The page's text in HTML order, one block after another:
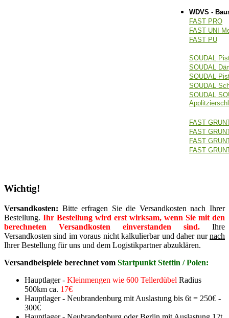
WDVS -
FAST PRO
FAST UNI
FAST PU
SOUDAL
SOUDAL
SOUDAL
SOUDAL
SOUDAL
FAST
FAST
FAST
FAST
Wichtig!
Versandkosten: Bitte erfragen Sie die Versandkosten nach Ihrer
Bestellung. Ihr Bestellung wird erst wirksam, wenn Sie mit den
berechneten Versandkosten einverstanden sind. Ihre
Versandkosten sind im voraus nicht kalkulierbar und daher nurnach
Ihrer Bestellung für uns und dem Logistikpartner abzuklären.
Versandbeispiele berechnet vom Startpunkt Stettin / Polen:
Hauptlager - Kleinmengen wie 600 Tellerdübel Radius
500km ca. 17€
Hauptlager - Neubrandenburg mit Auslastung bis 6t = 250€ -
300€